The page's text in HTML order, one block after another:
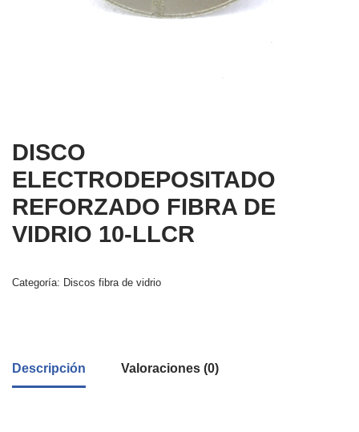
DISCO
ELECTRODEPOSITADO
REFORZADO FIBRA DE
VIDRIO 10-LLCR
Categoría: Discos fibra de vidrio
Descripción Valoraciones (0)